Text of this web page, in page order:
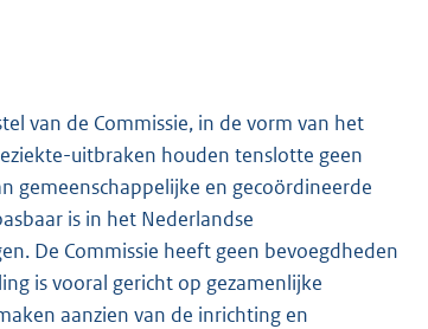
van de Commissie, in de vorm van het
uitbraken houden tenslotte geen
gemeenschappelijke en gecoördineerde
is in het Nederlandse
De Commissie heeft geen bevoegdheden
is vooral gericht op gezamenlijke
aanzien van de inrichting en